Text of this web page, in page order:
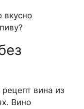
вкусно
вина из
Вино